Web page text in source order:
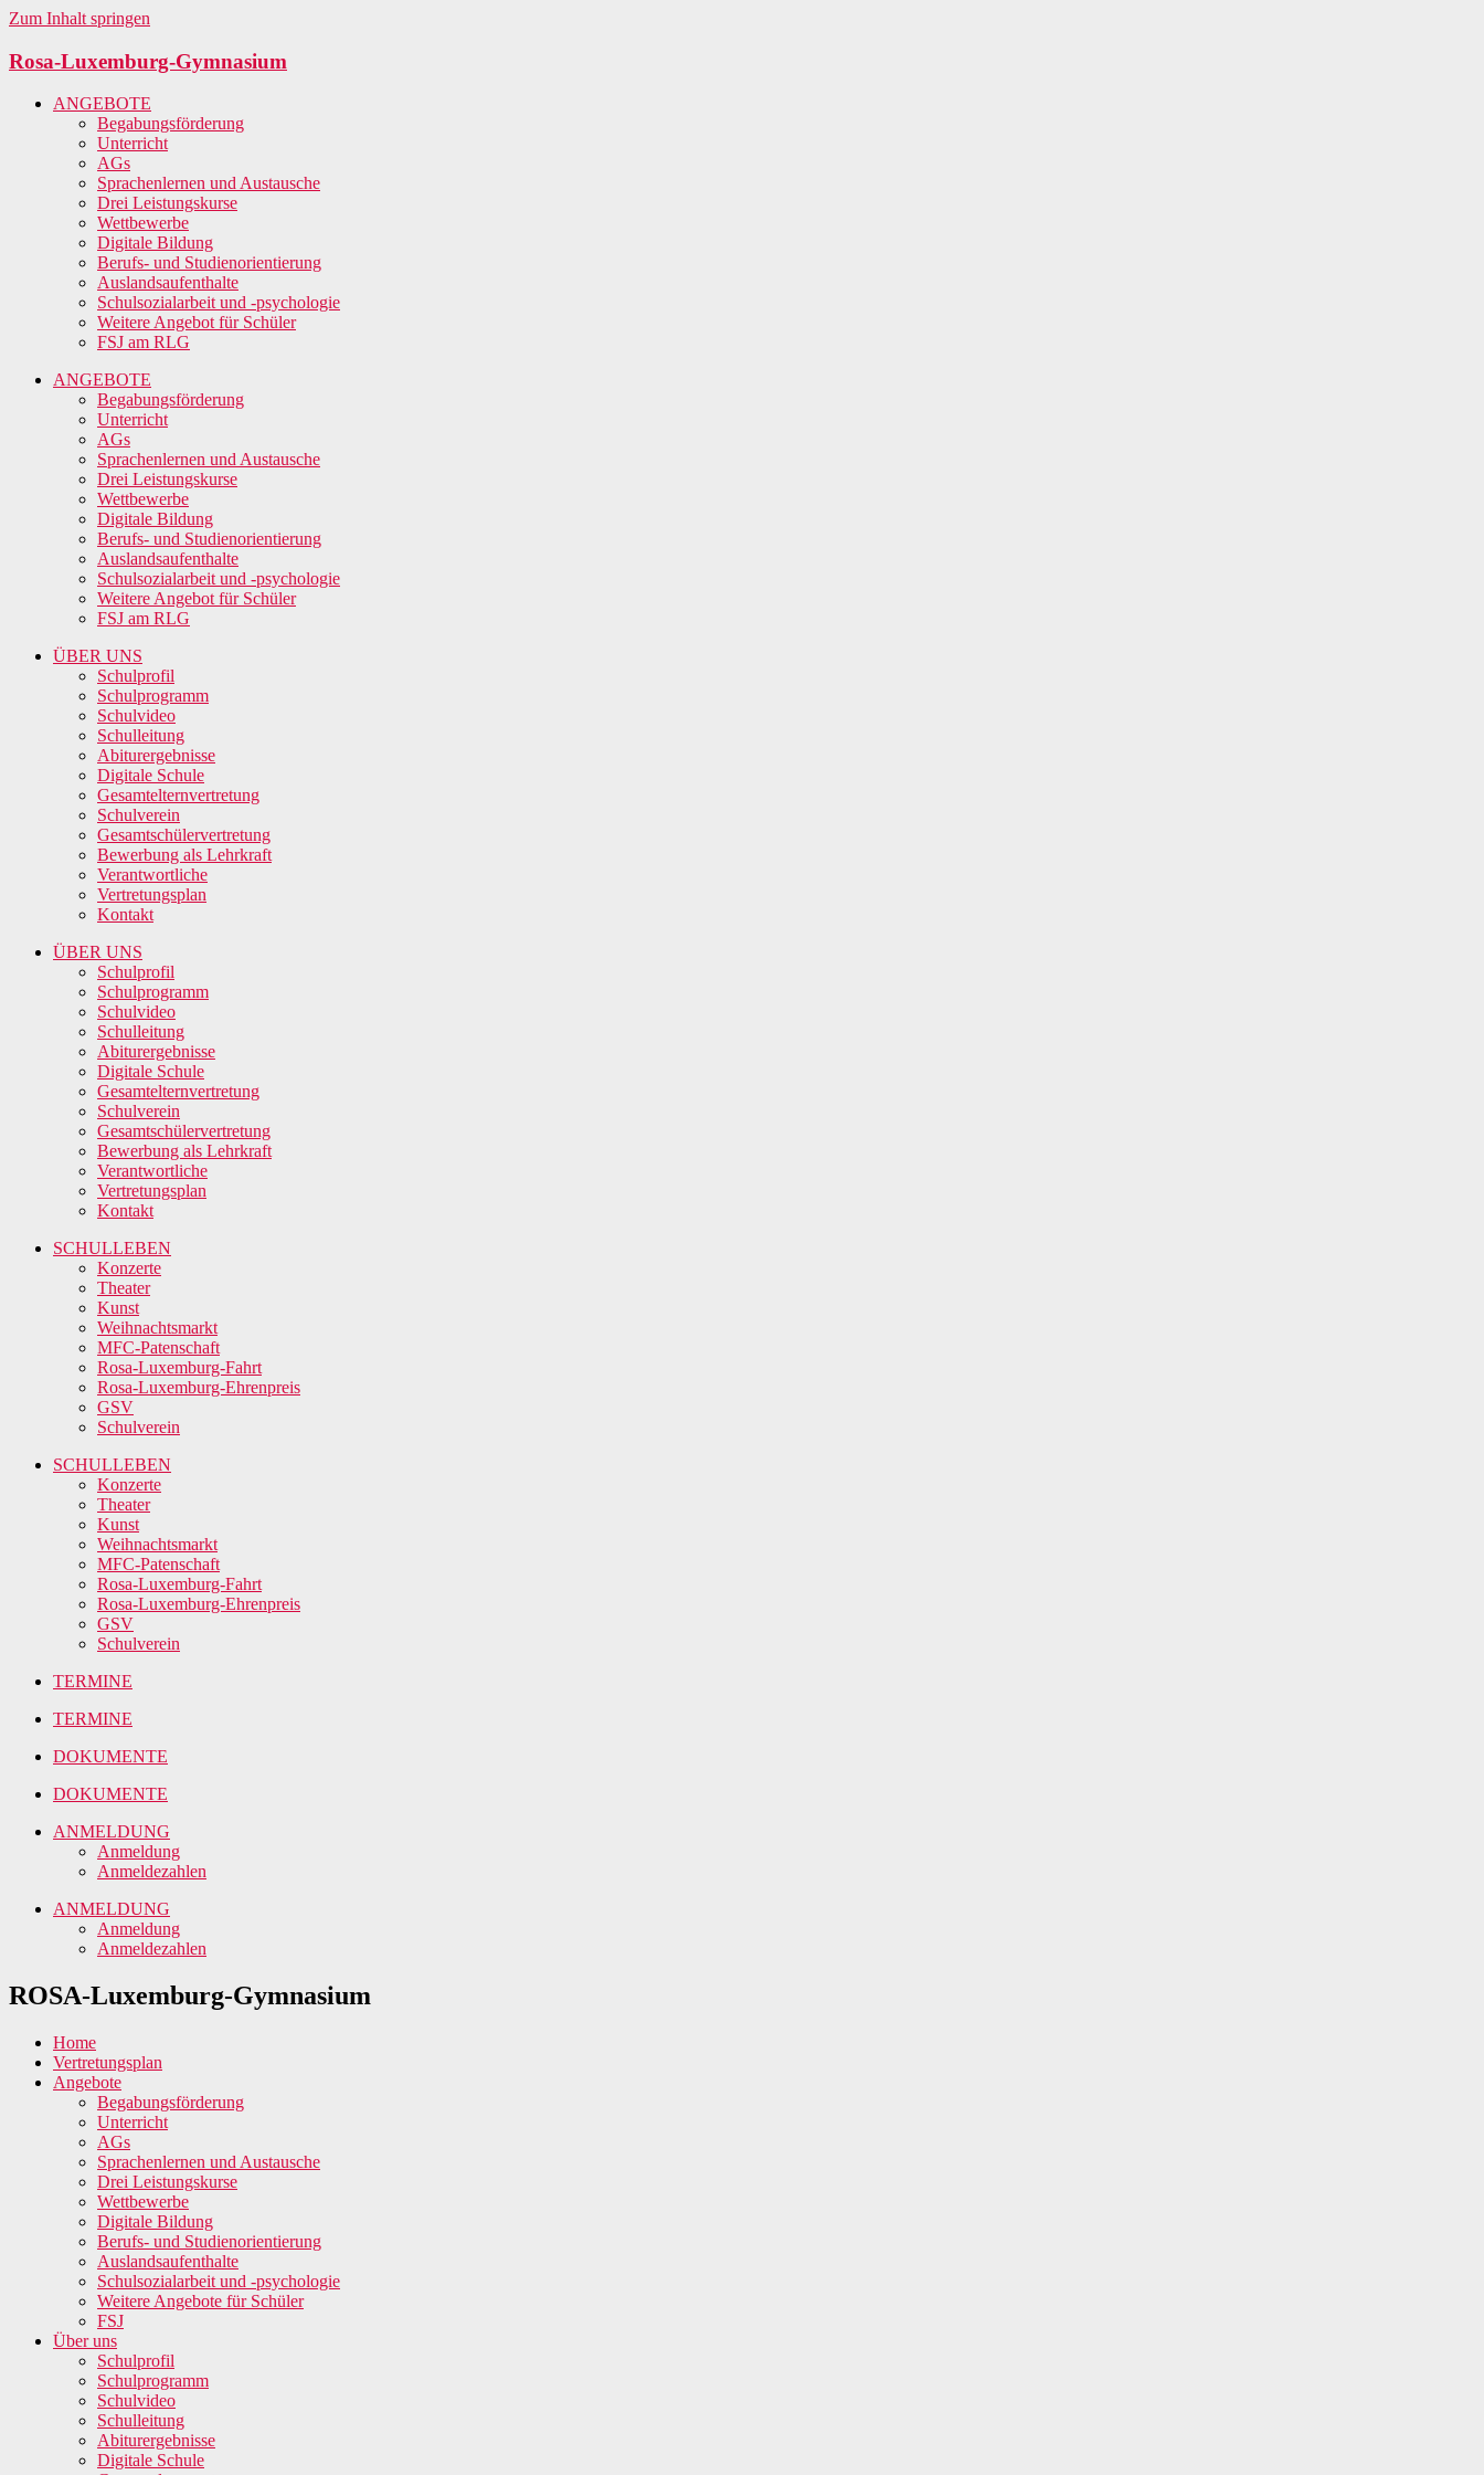
Zum Inhalt springen
Rosa-Luxemburg-Gymnasium
ANGEBOTE
Begabungsförderung
Unterricht
AGs
Sprachenlernen und Austausche
Drei Leistungskurse
Wettbewerbe
Digitale Bildung
Berufs- und Studienorientierung
Auslandsaufenthalte
Schulsozialarbeit und -psychologie
Weitere Angebot für Schüler
FSJ am RLG
ANGEBOTE
Begabungsförderung
Unterricht
AGs
Sprachenlernen und Austausche
Drei Leistungskurse
Wettbewerbe
Digitale Bildung
Berufs- und Studienorientierung
Auslandsaufenthalte
Schulsozialarbeit und -psychologie
Weitere Angebot für Schüler
FSJ am RLG
ÜBER UNS
Schulprofil
Schulprogramm
Schulvideo
Schulleitung
Abiturergebnisse
Digitale Schule
Gesamtelternvertretung
Schulverein
Gesamtschülervertretung
Bewerbung als Lehrkraft
Verantwortliche
Vertretungsplan
Kontakt
ÜBER UNS
Schulprofil
Schulprogramm
Schulvideo
Schulleitung
Abiturergebnisse
Digitale Schule
Gesamtelternvertretung
Schulverein
Gesamtschülervertretung
Bewerbung als Lehrkraft
Verantwortliche
Vertretungsplan
Kontakt
SCHULLEBEN
Konzerte
Theater
Kunst
Weihnachtsmarkt
MFC-Patenschaft
Rosa-Luxemburg-Fahrt
Rosa-Luxemburg-Ehrenpreis
GSV
Schulverein
SCHULLEBEN
Konzerte
Theater
Kunst
Weihnachtsmarkt
MFC-Patenschaft
Rosa-Luxemburg-Fahrt
Rosa-Luxemburg-Ehrenpreis
GSV
Schulverein
TERMINE
TERMINE
DOKUMENTE
DOKUMENTE
ANMELDUNG
Anmeldung
Anmeldezahlen
ANMELDUNG
Anmeldung
Anmeldezahlen
ROSA-Luxemburg-Gymnasium
Home
Vertretungsplan
Angebote
Begabungsförderung
Unterricht
AGs
Sprachenlernen und Austausche
Drei Leistungskurse
Wettbewerbe
Digitale Bildung
Berufs- und Studienorientierung
Auslandsaufenthalte
Schulsozialarbeit und -psychologie
Weitere Angebote für Schüler
FSJ
Über uns
Schulprofil
Schulprogramm
Schulvideo
Schulleitung
Abiturergebnisse
Digitale Schule